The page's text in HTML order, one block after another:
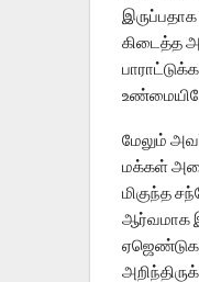
கிடைத்த
மேலும்
மக்கள்
மிகுந்த
ஆர்வமாக